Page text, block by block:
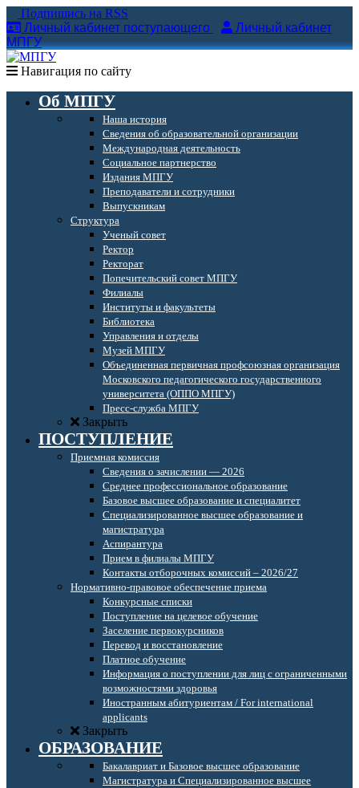
Подпишись на RSS
Личный кабинет поступающего
Личный кабинет
МПГУ
Навигация по сайту
Об МПГУ
Наша история
Сведения об образовательной организации
Международная деятельность
Социальное партнерство
Издания МПГУ
Преподаватели и сотрудники
Выпускникам
Структура
Ученый совет
Ректор
Ректорат
Попечительский совет МПГУ
Филиалы
Институты и факультеты
Библиотека
Управления и отделы
Музей МПГУ
Объединенная первичная профсоюзная организация
Московского педагогического государственного
университета (ОППО МПГУ)
Пресс-служба МПГУ
Закрыть
ПОСТУПЛЕНИЕ
Приемная комиссия
Сведения о зачислении — 2026
Среднее профессиональное образование
Базовое высшее образование и специалитет
Специализированное высшее образование и
магистратура
Аспирантура
Прием в филиалы МПГУ
Контакты отборочных комиссий – 2026/27
Нормативно-правовое обеспечение приема
Конкурсные списки
Поступление на целевое обучение
Заселение первокурсников
Перевод и восстановление
Платное обучение
Информация о поступлении для лиц с ограниченными
возможностями здоровья
Иностранным абитуриентам / For international
applicants
Закрыть
ОБРАЗОВАНИЕ
Бакалавриат и Базовое высшее образование
Магистратура и Специализированное высшее